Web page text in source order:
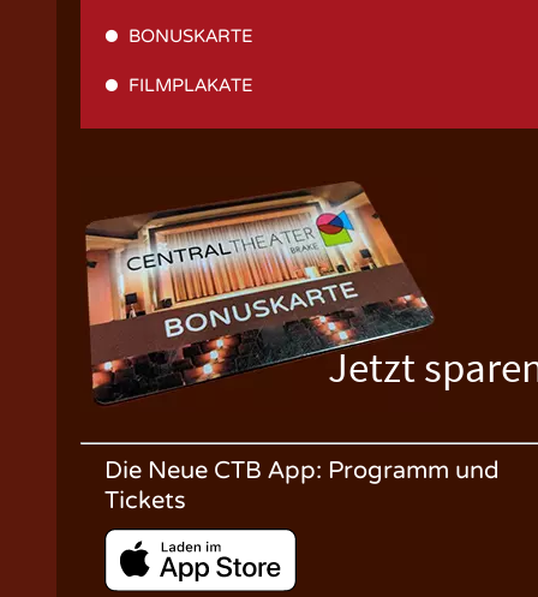
BONUSKARTE
FILMPLAKATE
Jetzt
Die Neue CTB App: Programm und
Tickets